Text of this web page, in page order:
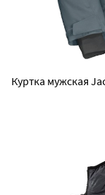
Куртка мужская